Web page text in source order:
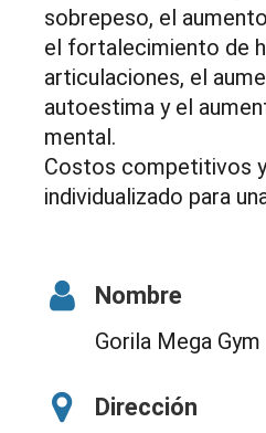
sobrepeso, el
el fortalecimiento de
articulaciones, el
autoestima y el
mental.
Costos competitivos
individualizado para
Nombre
Gorila Mega Gym
Dirección